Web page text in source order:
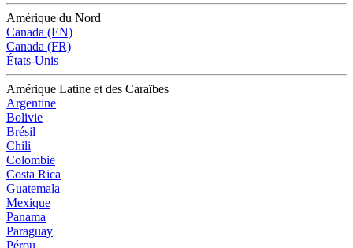
Amérique du Nord
Canada (EN)
Canada (FR)
États-Unis
Amérique Latine et des Caraïbes
Argentine
Bolivie
Brésil
Chili
Colombie
Costa Rica
Guatemala
Mexique
Panama
Paraguay
Pérou